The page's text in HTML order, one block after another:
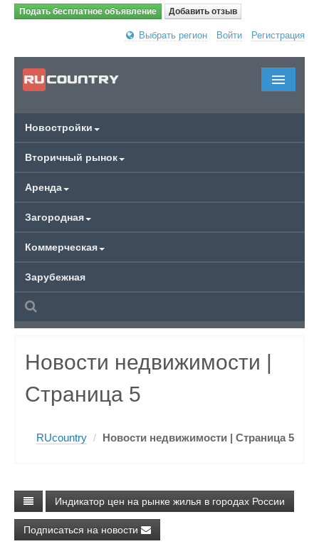
Подать бесплатное объявление Добавить отзыв
Выбрать регион Войти Регистрация
Новостройки
Вторичный рынок
Аренда
Загородная
Коммерческая
Зарубежная
Новости недвижимости |
Страница 5
RUcountry / Новости недвижимости | Страница 5
Индикатор цен на рынке жилья в городах России
Подписаться на новости